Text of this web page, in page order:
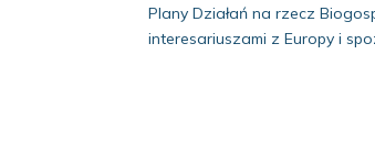
Plany Działań na rzecz
interesariuszami z Europy i